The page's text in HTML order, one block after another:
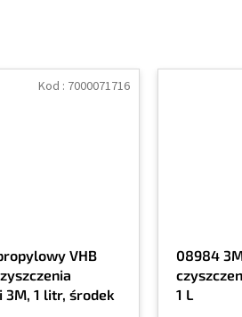
VHB
3M, 1 litr, środek
Kod : 7000071716
08984
1 L